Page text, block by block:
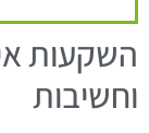
השקעות
וחשיבות